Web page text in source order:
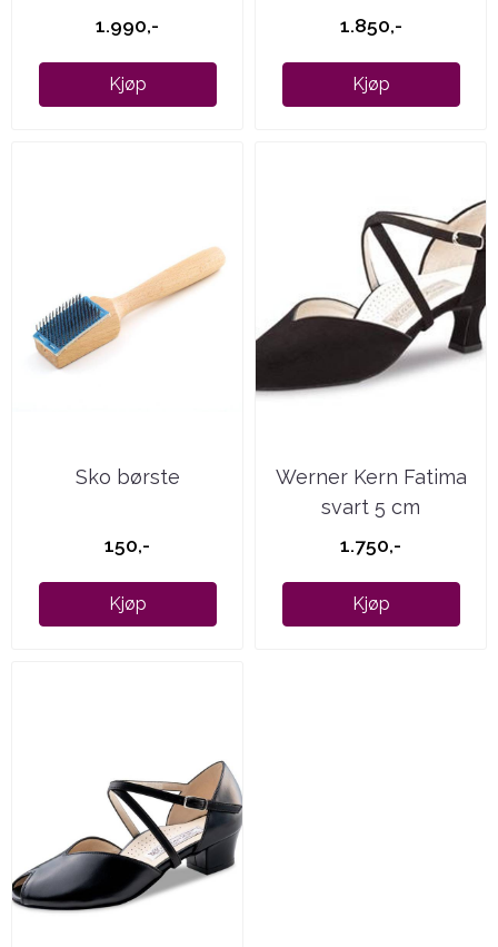
1.990,-
Kjøp
1.850,-
Kjøp
Sko børste
150,-
Kjøp
Werner Kern Fatima
svart 5 cm
1.750,-
Kjøp